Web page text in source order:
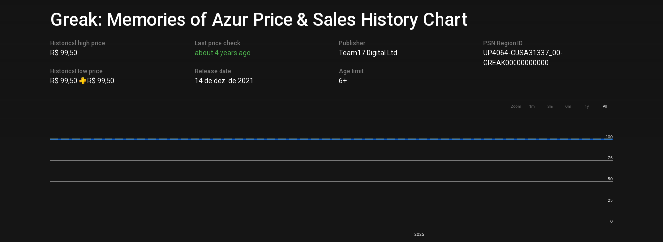
Greak: Memories of Azur Price & Sales History Chart
Historical high price
R$ 99,50
Historical low price
R$ 99,50 R$ 99,50
Last price check
about 4 years ago
Release date
14 de dez. de 2021
Publisher
Team17 Digital Ltd.
Age limit
6+
PSN Region ID
UP4064-CUSA31337_00-
GREAK00000000000
Zoom 1m 3m 6m 1y All
2025
0
25
50
75
100